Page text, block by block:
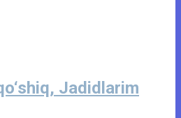
Jadidlarim